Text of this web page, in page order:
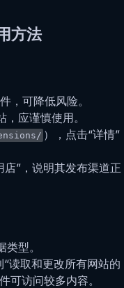
方法
，可降低风险。
应谨慎使用。
），点击“详情”
”，说明其发布渠道正
型。
“读取和更改所有网站的
可访问较多内容。